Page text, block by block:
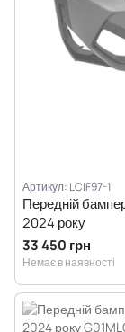
Артикул: LCIF97-1
Передній
2024 року
33 450 грн
Немає в наявності